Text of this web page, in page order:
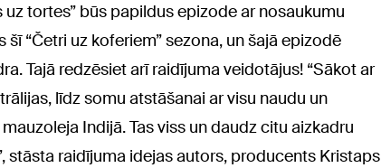
tortes” būs papildus epizode ar nosaukumu
šī “Četri uz koferiem” sezona, un šajā epizodē
Tajā redzēsiet arī raidījuma veidotājus! “Sākot ar
līdz somu atstāšanai ar visu naudu un
Indijā. Tas viss un daudz citu aizkadru
stāsta raidījuma idejas autors, producents Kristaps